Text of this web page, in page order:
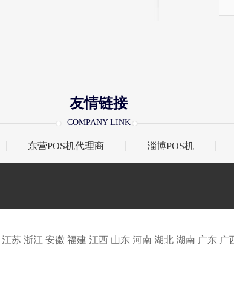
友情链接
COMPANY LINK
东营POS机代理商 淄博POS机
江苏 浙江 安徽 福建 江西 山东 河南 湖北 湖南 广东 广